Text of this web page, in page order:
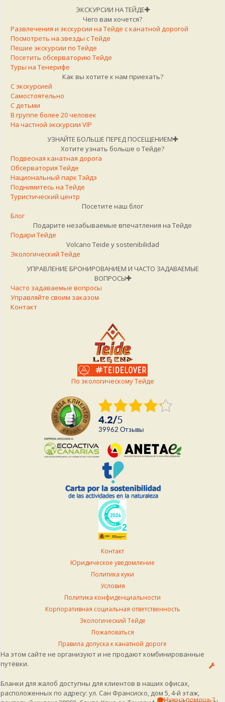
ЭКСКУРСИИ НА ТЕЙДЕ
Чего вам хочется?
Развлечения и экскурсии на Тейде с канатной дорогой
Посмотреть на звезды с Тейде
Пешие экскурсии по Тейде
Посетить обсерваторию Тейде
Туры на Тенерифе
Как вы хотите к нам приехать?
С экскурсией
Самостоятельно
С детьми
В группе более 20 человек
На частной экскурсии VIP
УЗНАЙТЕ БОЛЬШЕ ПЕРЕД ПОСЕЩЕНИЕМ
Хотите узнать больше о Тейде?
Подвесная канатная дорога
Обсерватория Тейде
Национальный парк Тэйдэ
Поднимитесь на Тейде
Туристический центр
Посетите наш блог
Блог
Подарите незабываемые впечатления на Тейде
Подари Тейде
Volcano Teide y sostenibilidad
Экологический Тейде
УПРАВЛЕНИЕ БРОНИРОВАНИЕМ И ЧАСТО ЗАДАВАЕМЫЕ
ВОПРОСЫ
Часто задаваемые вопросы
Управляйте своим заказом
Контакт
По экологическому Тейде
4.2/5
39962 Отзывы
Контакт
Юридическое уведомление
Политика куки
Условия
Политика конфиденциальности
Корпоративная социальная ответственность
Экологический Тейде
Пожаловаться
Правила допуска к канатной дороге
На этом сайте не организуют и не продают комбинированные
путёвки.
Бланки для жалоб доступны для клиентов в наших офисах,
расположенных по адресу: ул. Сан Франсиско, дом 5, 4-й этаж,
Нужна помощь?